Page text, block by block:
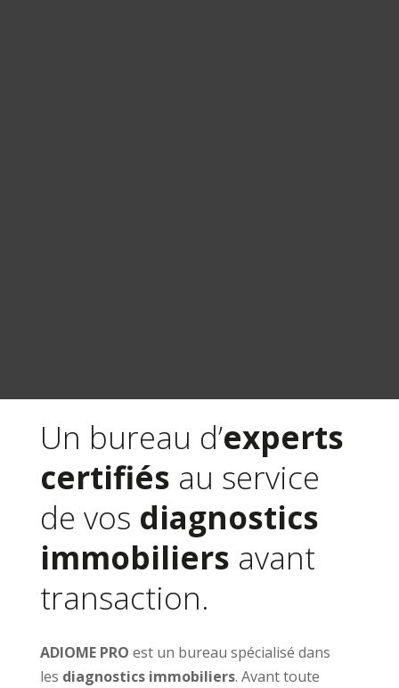
Un bureau d’experts
certifiés au service
de vos diagnostics
immobiliers avant
transaction.
ADIOME PRO est un bureau spécialisé dans
les diagnostics immobiliers. Avant toute